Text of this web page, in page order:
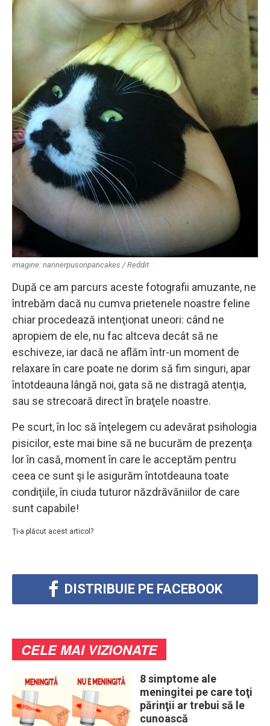
imagine: nannerpusonpancakes / Reddit
După ce am parcurs aceste fotografii amuzante, ne
întrebăm dacă nu cumva prietenele noastre feline
chiar procedează intenţionat uneori: când ne
apropiem de ele, nu fac altceva decât să ne
eschiveze, iar dacă ne aflăm într-un moment de
relaxare în care poate ne dorim să fim singuri, apar
întotdeauna lângă noi, gata să ne distragă atenţia,
sau se strecoară direct în braţele noastre.
Pe scurt, în loc să înţelegem cu adevărat psihologia
pisicilor, este mai bine să ne bucurăm de prezenţa
lor în casă, moment în care le acceptăm pentru
ceea ce sunt şi le asigurăm întotdeauna toate
condiţiile, în ciuda tuturor năzdrăvăniilor de care
sunt capabile!
Ţi-a plăcut acest articol?
DISTRIBUIE PE FACEBOOK
CELE MAI VIZIONATE
8 simptome ale
meningitei pe care toţi
părinţii ar trebui să le
cunoască